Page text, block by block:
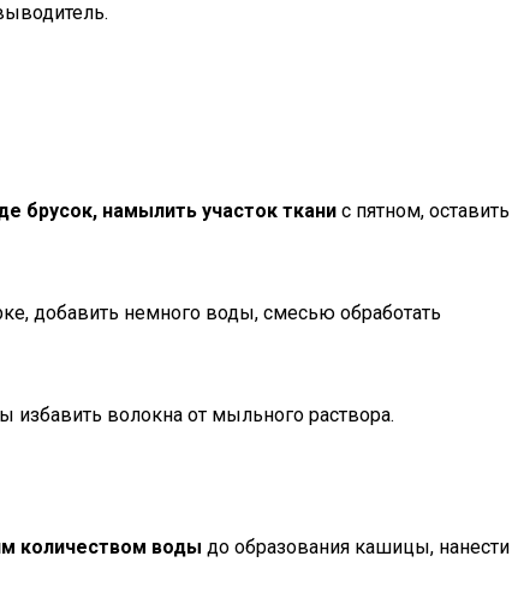
брусок, намылить участок ткани с пятном, оставить
добавить немного воды, смесью обработать
избавить волокна от мыльного раствора.
количеством воды до образования кашицы, нанести